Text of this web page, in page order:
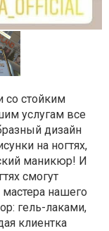
со стойким
услугам все
дизайн
на ногтях,
маникюр! И
смогут
нашего
гель-лаками,
клиентка